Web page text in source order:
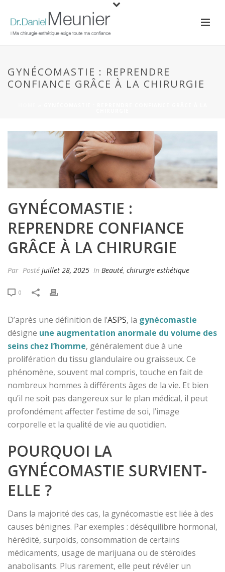
GYNÉCOMASTIE : REPRENDRE
CONFIANCE GRÂCE À LA CHIRURGIE
GYNÉCOMASTIE :
REPRENDRE CONFIANCE
GRÂCE À LA CHIRURGIE
Par Posté juillet 28, 2025 In Beauté, chirurgie esthétique
0
D’après une définition de l’ASPS, la gynécomastie
désigne une augmentation anormale du volume des
seins chez l’homme, généralement due à une
prolifération du tissu glandulaire ou graisseux. Ce
phénomène, souvent mal compris, touche en fait de
nombreux hommes à différents âges de la vie. Et bien
qu’il ne soit pas dangereux sur le plan médical, il peut
profondément affecter l’estime de soi, l’image
corporelle et la qualité de vie au quotidien.
POURQUOI LA
GYNÉCOMASTIE SURVIENT-
ELLE ?
Dans la majorité des cas, la gynécomastie est liée à des
causes bénignes. Par exemples : déséquilibre hormonal,
hérédité, surpoids, consommation de certains
médicaments, usage de marijuana ou de stéroïdes
anabolisants. Plus rarement, elle peut révéler un